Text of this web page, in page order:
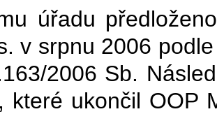
úřadu
v srpnu 2006
2006 Sb.
které ukončil OOP